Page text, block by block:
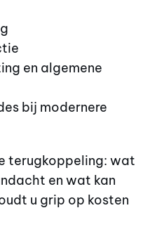
en algemene
bij modernere
terugkoppeling: wat
en wat kan
u grip op kosten